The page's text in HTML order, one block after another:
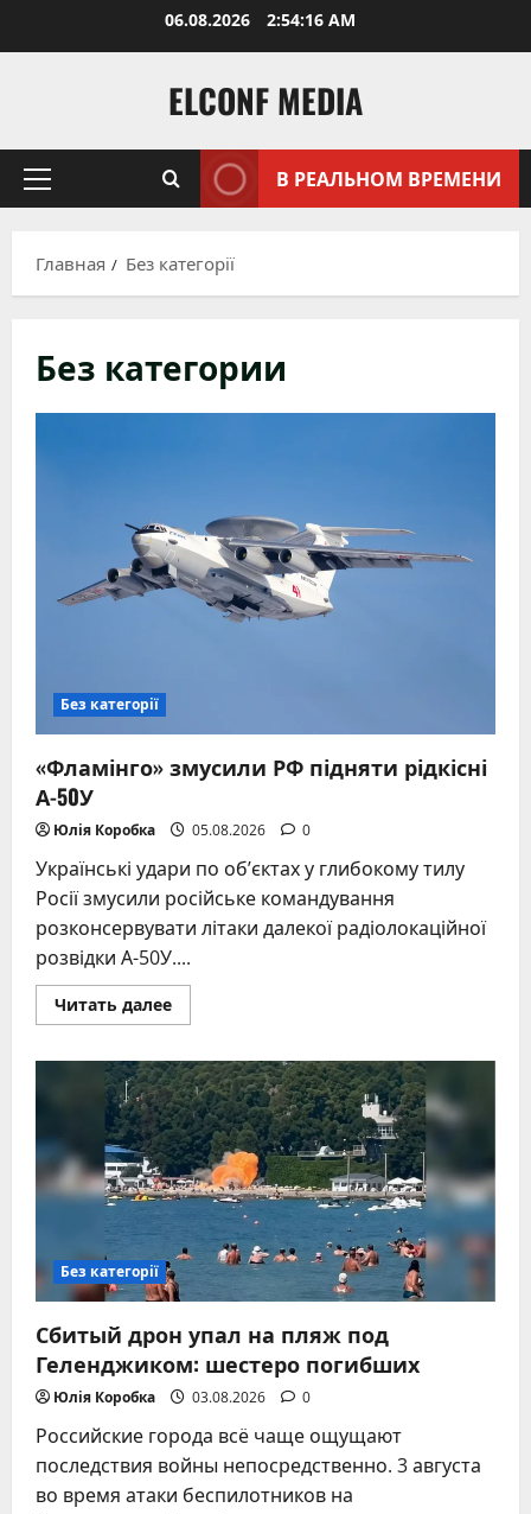
06.08.2026 2:54:18 AM
ELCONF MEDIA
Основное
В РЕАЛЬНОМ ВРЕМЕНИ
Главная Без категорії
Без категории
Без категорії
«Фламінго» змусили РФ підняти рідкісні
А-50У
Юлія Коробка 05.08.2026 0
Українські удари по об’єктах у глибокому тилу
Росії змусили російське командування
розконсервувати літаки далекої радіолокаційної
розвідки А-50У....
Читать далееПрочитать
больше
змусили
РФ
підняти
рідкісні
А-50У
Без категорії
Сбитый дрон упал на пляж под
Геленджиком: шестеро погибших
Юлія Коробка 03.08.2026 0
Российские города всё чаще ощущают
последствия войны непосредственно. 3 августа
во время атаки беспилотников на